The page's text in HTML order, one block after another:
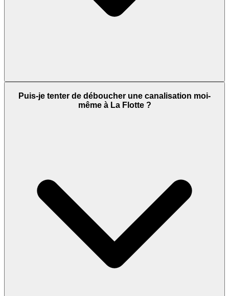
Puis-je tenter de déboucher une canalisation moi-
même à La Flotte ?